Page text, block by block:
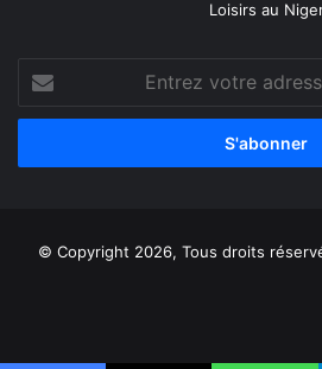
Loisirs au
votre
adresse
© Copyright 2026, Tous droits